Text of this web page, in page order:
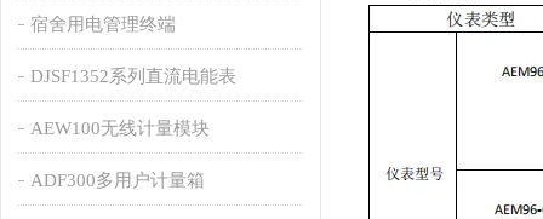
宿舍用电管理终端
DJSF1352系列直流电能表
AEW100无线计量模块
ADF300多用户计量箱